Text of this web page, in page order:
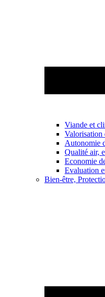
Viande et
Valorisation
Autonomie
Qualité air,
Economie
Evaluation
Bien-être,